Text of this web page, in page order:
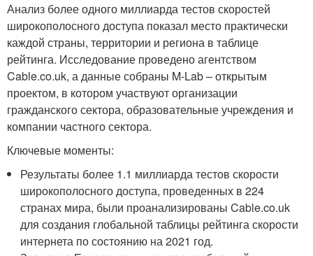
Анализ более одного миллиарда тестов скоростей
широкополосного доступа показал место практически
каждой страны, территории и региона в таблице
рейтинга. Исследование проведено агентством
Cable.co.uk, а данные собраны M-Lab – открытым
проектом, в котором участвуют организации
гражданского сектора, образовательные учреждения и
компании частного сектора.
Ключевые моменты:
Результаты более 1.1 миллиарда тестов скорости
широкополосного доступа, проведенных в 224
странах мира, были проанализированы Cable.co.uk
для создания глобальной таблицы рейтинга скорости
интернета по состоянию на 2021 год.